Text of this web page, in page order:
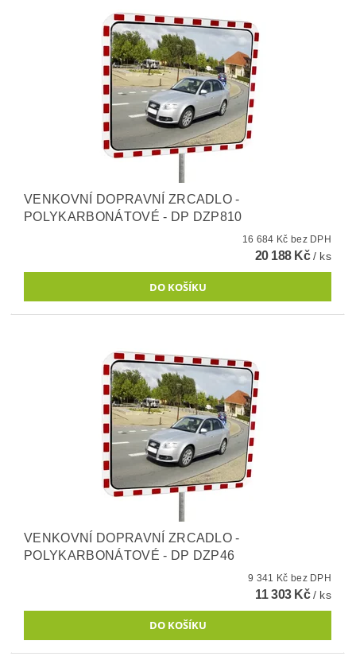
VENKOVNÍ DOPRAVNÍ ZRCADLO -
POLYKARBONÁTOVÉ - DP DZP810
16 684 Kč bez DPH
20 188 Kč/ ks
VENKOVNÍ DOPRAVNÍ ZRCADLO -
POLYKARBONÁTOVÉ - DP DZP46
9 341 Kč bez DPH
11 303 Kč/ ks